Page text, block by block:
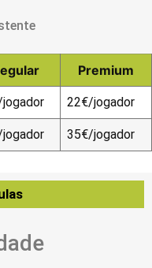
Premium
22€/jogador
35€/jogador